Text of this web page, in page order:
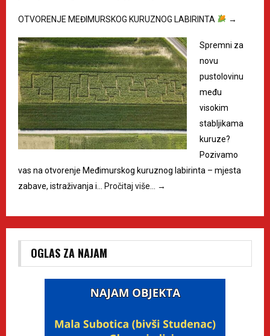
OTVORENJE MEĐIMURSKOG KURUZNOG LABIRINTA →
Spremni za
novu
pustolovinu
među
visokim
stabljikama
kuruze?
Pozivamo
vas na otvorenje Međimurskog kuruznog labirinta – mjesta
zabave, istraživanja i… Pročitaj više… →
OGLAS ZA NAJAM